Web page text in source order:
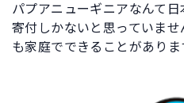
パプアニューギニアなんて
寄付しかないと思っていま
も家庭でできることがありま